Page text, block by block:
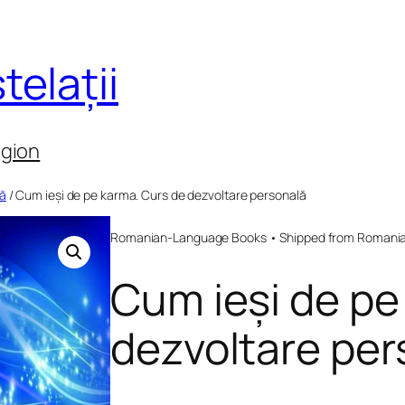
/ Cum ieși de pe karma. Curs de dezvoltare personală
Romanian-Language Books • Shipped from
Cum ieși de
dezvoltare